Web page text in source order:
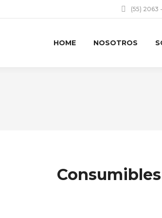
(55) 2063
HOME NOSOTROS
Consumibles